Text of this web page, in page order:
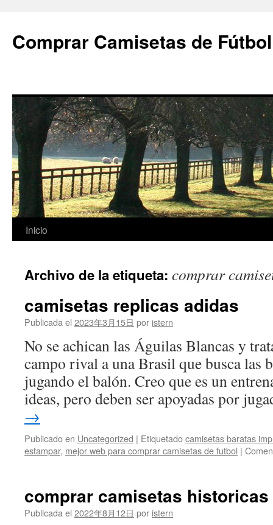
Comprar Camisetas de
Saltar
contenido
Inicio
Archivo de la etiqueta: comprar
camisetas replicas adidas
Publicada el 2023年3月15日 por istern
No se achican las Águilas Blancas y
campo rival a una Brasil que busca las
jugando el balón. Creo que es un
ideas, pero deben ser apoyadas por
→
Publicado en Uncategorized | Etiquetadocamisetas baratas
estampar, mejor web para comprar camisetas de futbol |
comprar camisetas
Publicada el 2022年8月12日 por istern